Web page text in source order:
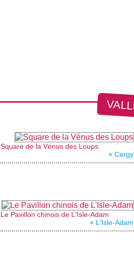
Square de la Vénus des Loups
⌖ Cergy
Le Pavillon chinois de L'Isle-Adam
⌖ L'Isle-Adam